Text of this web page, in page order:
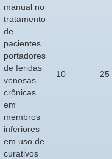
manual no
tratamento
de
pacientes
portadores
de feridas
venosas
crônicas
em
membros
inferiores
em uso de
curativos
10 25